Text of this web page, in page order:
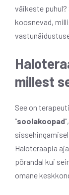
väikeste
koosnevad,
millest
See on
“soolakoopad
sissehingamisel
Haloteraapia
põrandal kui
omane